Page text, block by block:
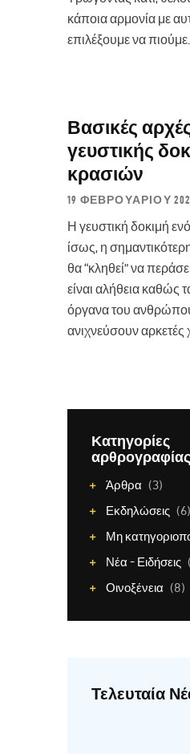
κάποια αρμονία με
επιλέξουμε να πιούμε.
Βασικές
γευστικής
κρασιών
19 ΦΕΒΡΟΥΑΡΊΟΥ
Η γευστική δοκιμή
ίσως, η
θα “κληθεί” να
είναι αλήθεια καθώς
όργανα του
ανιχνεύσουν αρκετές
Κατηγορίες
αρθρογραφίας
Άρθρα (3)
Εκδηλώσεις (6)
Μη
Νέα - Ειδήσεις
Οινοξένεια (8)
Τελευταία